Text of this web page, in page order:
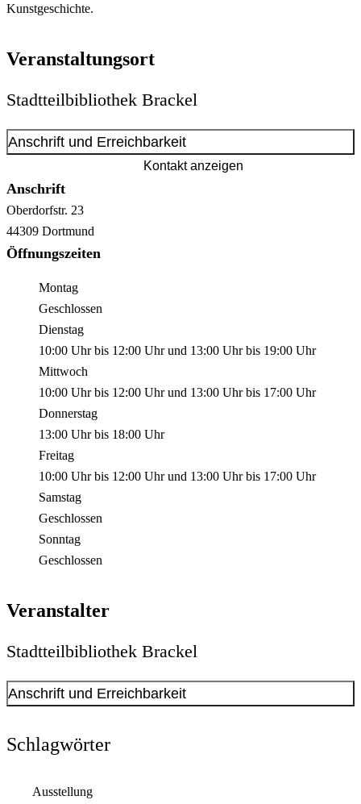
Kunstgeschichte.
Veranstaltungsort
Stadtteilbibliothek Brackel
Anschrift und Erreichbarkeit
Kontakt anzeigen
Anschrift
Oberdorfstr. 23
44309 Dortmund
Öffnungszeiten
Montag
Geschlossen
Dienstag
10:00 Uhrbis 12:00 Uhrund 13:00 Uhrbis 19:00 Uhr
Mittwoch
10:00 Uhrbis 12:00 Uhrund 13:00 Uhrbis 17:00 Uhr
Donnerstag
13:00 Uhrbis 18:00 Uhr
Freitag
10:00 Uhrbis 12:00 Uhrund 13:00 Uhrbis 17:00 Uhr
Samstag
Geschlossen
Sonntag
Geschlossen
Veranstalter
Stadtteilbibliothek Brackel
Anschrift und Erreichbarkeit
Anschrift
Schlagwörter
Ausstellung